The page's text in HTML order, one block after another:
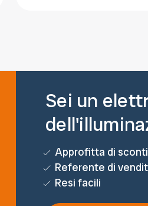
Sei un
Approfitta di
Referente di
Resi facili